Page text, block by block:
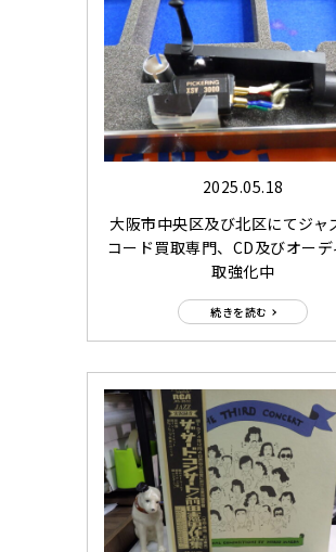
2025.05.18
大阪市中央区及び北区にてジャ
コード買取専門、CD及びオーデ
取強化中
続きを読む